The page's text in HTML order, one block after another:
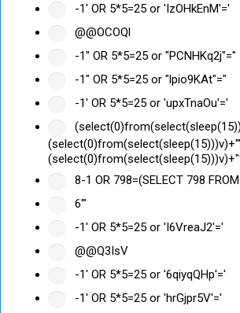
-1' OR 5*5=25 or 'IzOHkEnM'='
@@OCOQl
-1" OR 5*5=25 or "PCNHKq2j"="
-1" OR 5*5=25 or "lpio9KAt"="
-1' OR 5*5=25 or 'upxTnaOu'='
8-1 OR 798=(SELECT 798
6'"
-1' OR 5*5=25 or 'I6VreaJ2'='
@@Q3IsV
-1' OR 5*5=25 or '6qiyqQHp'='
-1' OR 5*5=25 or 'hrGjpr5V'='